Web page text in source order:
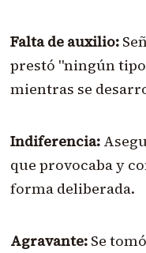
Falta de auxilio:
prestó "ningún
mientras se
Indiferencia:
que provocaba y
forma deliberada.
Agravante:Se